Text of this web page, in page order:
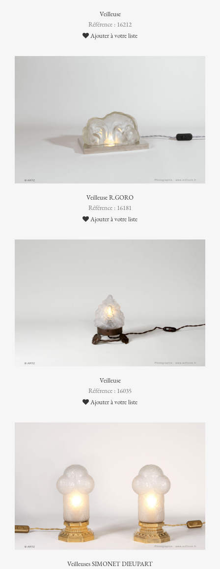
Veilleuse
Référence : 16212
Ajouter à votre liste
Veilleuse R.GORO
Référence : 16181
Ajouter à votre liste
Veilleuse
Référence : 16035
Ajouter à votre liste
Veilleuses SIMONET DIEUPART